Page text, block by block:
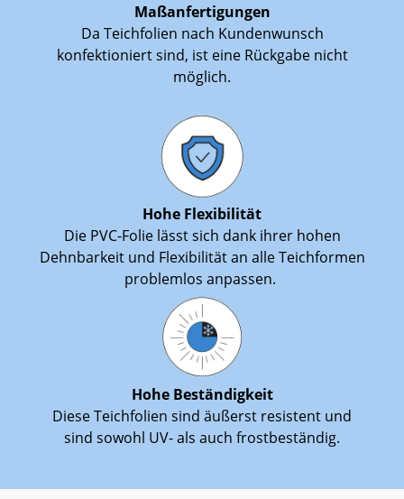
Maßanfertigungen
Da Teichfolien nach Kundenwunsch
konfektioniert sind, ist eine Rückgabe nicht
möglich.
Hohe Flexibilität
Die PVC-Folie lässt sich dank ihrer hohen
Dehnbarkeit und Flexibilität an alle Teichformen
problemlos anpassen.
Hohe Beständigkeit
Diese Teichfolien sind äußerst resistent und
sind sowohl UV- als auch frostbeständig.